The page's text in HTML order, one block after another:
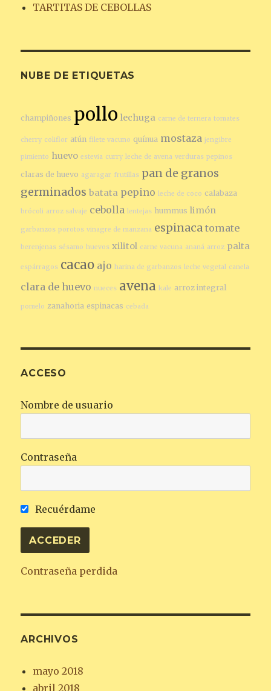
TARTITAS DE CEBOLLAS
NUBE DE ETIQUETAS
champiñones pollo lechuga carne de ternera tomates
cherry coliflor atún filete vacuno quínua mostaza jengibre
pimiento huevo estevia curry leche de avena verduras pepinos
claras de huevo agaragar frutillas pan de granos
germinados batata pepino leche de coco calabaza
brócoli arroz salvaje cebolla lentejas hummus limón
garbanzos porotos vinagre de manzana espinaca tomate
berenjenas sésamo huevos xilitol carne vacuna ananá arroz palta
espárragos cacao ajo harina de garbanzos leche vegetal canela
clara de huevo nueces avena kale arroz integral
pomelo zanahoria espinacas cebada
ACCESO
Nombre de usuario
Contraseña
Recuérdame
Contraseña perdida
ARCHIVOS
mayo 2018
abril 2018